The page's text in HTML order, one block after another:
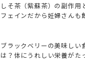
しそ茶（紫蘇茶）の副作用
フェインだから妊婦さんも
ブラックベリーの美味しい
は？体にうれしい栄養がた